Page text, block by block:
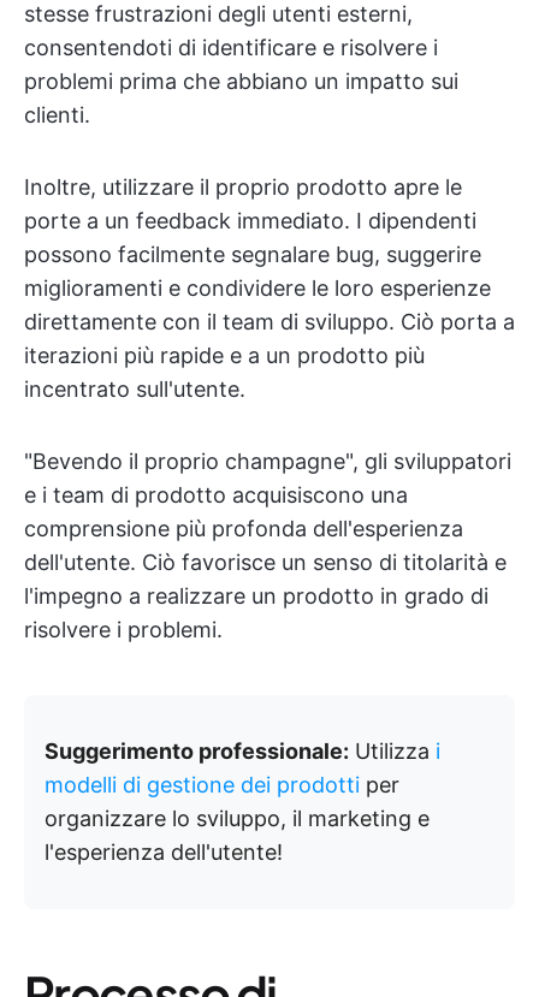
stesse frustrazioni degli utenti esterni,
consentendoti di identificare e risolvere i
problemi prima che abbiano un impatto sui
clienti.
Inoltre, utilizzare il proprio prodotto apre le
porte a un feedback immediato. I dipendenti
possono facilmente segnalare bug, suggerire
miglioramenti e condividere le loro esperienze
direttamente con il team di sviluppo. Ciò porta a
iterazioni più rapide e a un prodotto più
incentrato sull'utente.
"Bevendo il proprio champagne", gli sviluppatori
e i team di prodotto acquisiscono una
comprensione più profonda dell'esperienza
dell'utente. Ciò favorisce un senso di titolarità e
l'impegno a realizzare un prodotto in grado di
risolvere i problemi.
Suggerimento professionale: Utilizza i
modelli di gestione dei prodotti per
organizzare lo sviluppo, il marketing e
l'esperienza dell'utente!